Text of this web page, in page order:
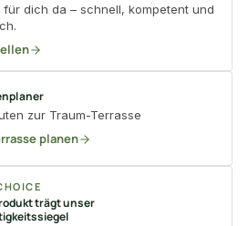
für dich da – schnell, kompetent und
zur Traum-Terrasse
planen
trägt unser